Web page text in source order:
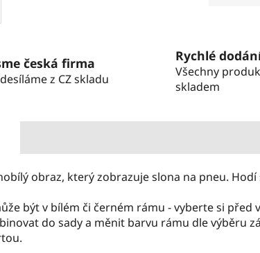
česká firma
z CZ skladu
Rychlé
Všechny
skladem
obraz, který zobrazuje slona na pneu.
být v bílém či černém rámu - vyberte si před
do sady a měnit barvu rámu dle výběru